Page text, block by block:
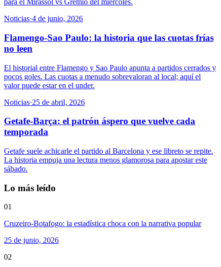
para el Mirassol vs Gremio del miércoles.
Noticias·4 de junio, 2026
Flamengo-Sao Paulo: la historia que las cuotas frías
no leen
El historial entre Flamengo y Sao Paulo apunta a partidos cerrados y
pocos goles. Las cuotas a menudo sobrevaloran al local; aquí el
valor puede estar en el under.
Noticias·25 de abril, 2026
Getafe-Barça: el patrón áspero que vuelve cada
temporada
Getafe suele achicarle el partido al Barcelona y ese libreto se repite.
La historia empuja una lectura menos glamorosa para apostar este
sábado.
Lo más leído
01
Cruzeiro-Botafogo: la estadística choca con la narrativa popular
25 de junio, 2026
02